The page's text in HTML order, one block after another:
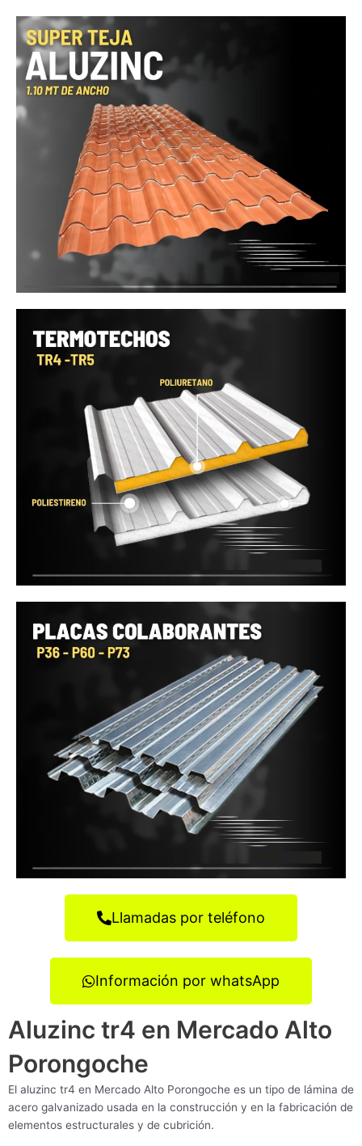
Llamadas por teléfono
Información por whatsApp
Aluzinc tr4 en Mercado Alto
Porongoche
El aluzinc tr4 en Mercado Alto Porongoche es un tipo de lámina de
acero galvanizado usada en la construcción y en la fabricación de
elementos estructurales y de cubrición.